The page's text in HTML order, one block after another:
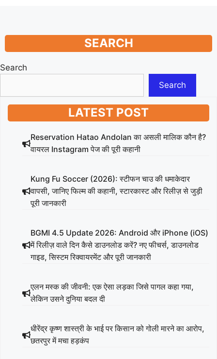
SEARCH
Search
Search
LATEST POST
Reservation Hatao Andolan का असली मालिक कौन है?
वायरल Instagram पेज की पूरी कहानी
Kung Fu Soccer (2026): स्टीफन चाउ की धमाकेदार
वापसी, जानिए फिल्म की कहानी, स्टारकास्ट और रिलीज़ से जुड़ी
पूरी जानकारी
BGMI 4.5 Update 2026: Android और iPhone (iOS)
में रिलीज़ वाले दिन कैसे डाउनलोड करें? नए फीचर्स, डाउनलोड
गाइड, सिस्टम रिक्वायरमेंट और पूरी जानकारी
एलन मस्क की जीवनी: एक ऐसा लड़का जिसे पागल कहा गया,
लेकिन उसने दुनिया बदल दी
धीरेंद्र कृष्ण शास्त्री के भाई पर किसान को गोली मारने का आरोप,
छतरपुर में मचा हड़कंप